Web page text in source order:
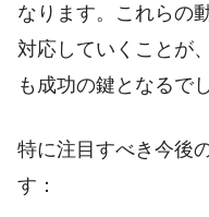
なります。これらの
対応していくことが
も成功の鍵となるで
特に注目すべき今後
す：